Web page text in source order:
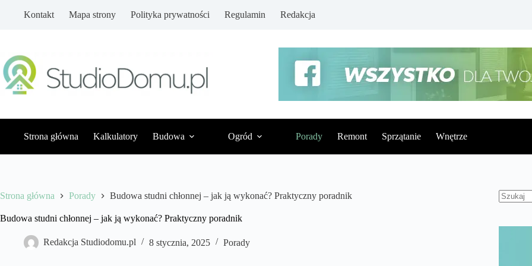
Kontakt Mapa strony Polityka prywatności Regulamin Redakcja
Strona główna Kalkulatory Budowa Ogród Porady Remont Sprzątanie Wnętrze
Strona główna Porady Budowa studni chłonnej – jak ją wykonać? Praktyczny poradnik
Budowa studni chłonnej – jak ją wykonać? Praktyczny poradnik
Redakcja Studiodomu.pl 8 stycznia, 2025 Porady